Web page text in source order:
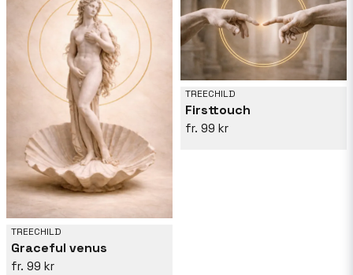
TREECHILD
Graceful venus
99 kr
TREECHILD
Firsttouch
99 kr